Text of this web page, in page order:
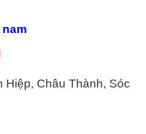
Hiệp, Châu Thành, Sóc